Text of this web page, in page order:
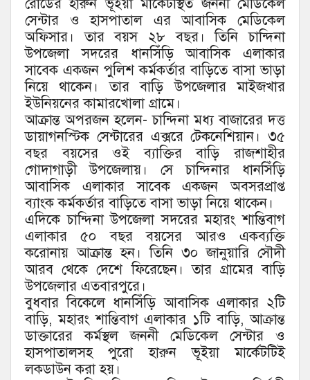
রোডের হারুন ভূইয়া মার্কেটস্থিত জননী মেডিকেল
সেন্টার ও হাসপাতাল এর আবাসিক মেডিকেল
অফিসার। তার বয়স ২৮ বছর। তিনি চান্দিনা
উপজেলা সদরের ধানসিঁড়ি আবাসিক এলাকার
সাবেক একজন পুলিশ কর্মকর্তার বাড়িতে বাসা ভাড়া
নিয়ে থাকেন। তার বাড়ি উপজেলার মাইজখার
ইউনিয়নের কামারখোলা গ্রামে।
আক্রান্ত অপরজন হলেন- চান্দিনা মধ্য বাজারের দত্ত
ডায়াগনস্টিক সেন্টারের এক্সরে টেকনেশিয়ান। ৩৫
বছর বয়সের ওই ব্যাক্তির বাড়ি রাজশাহীর
গোদাগাড়ী উপজেলায়। সে চান্দিনার ধানসিঁড়ি
আবাসিক এলাকার সাবেক একজন অবসরপ্রাপ্ত
ব্যাংক কর্মকর্তার বাড়িতে বাসা ভাড়া নিয়ে থাকেন।
এদিকে চান্দিনা উপজেলা সদরের মহারং শান্তিবাগ
এলাকার ৫০ বছর বয়সের আরও একব্যক্তি
করোনায় আক্রান্ত হন। তিনি ৩০ জানুয়ারি সৌদী
আরব থেকে দেশে ফিরেছেন। তার গ্রামের বাড়ি
উপজেলার এতবারপুরে।
বুধবার বিকেলে ধানসিঁড়ি আবাসিক এলাকার ২টি
বাড়ি, মহারং শান্তিবাগ এলাকার ১টি বাড়ি, আক্রান্ত
ডাক্তারের কর্মস্থল জননী মেডিকেল সেন্টার ও
হাসপাতালসহ পুরো হারুন ভূইয়া মার্কেটটিই
লকডাউন করা হয়।